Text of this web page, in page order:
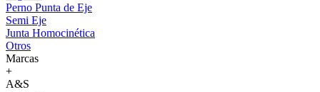
Perno Punta de Eje
Semi Eje
Junta Homocinética
Otros
Marcas
+
A&S